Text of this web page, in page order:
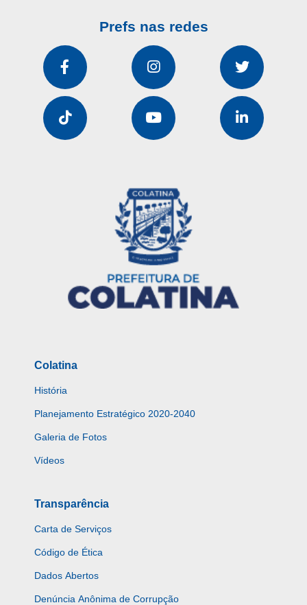
Prefs nas redes
Colatina
História
Planejamento Estratégico 2020-2040
Galeria de Fotos
Vídeos
Transparência
Carta de Serviços
Código de Ética
Dados Abertos
Denúncia Anônima de Corrupção